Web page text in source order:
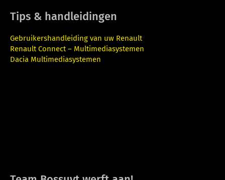
Tips & handleidingen
Gebruikershandleiding van uw Renault
Renault Connect – Multimediasystemen
Dacia Multimediasystemen